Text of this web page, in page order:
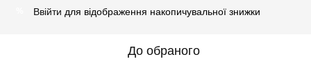
Ввійти для відображення накопичувальної знижки
До обраного